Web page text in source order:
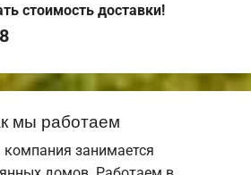
стоимость доставки!
мы работаем
занимается